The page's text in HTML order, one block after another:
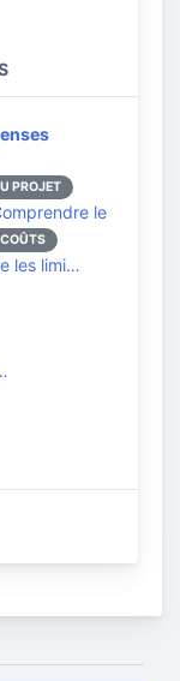
PROJET
le
les limi…